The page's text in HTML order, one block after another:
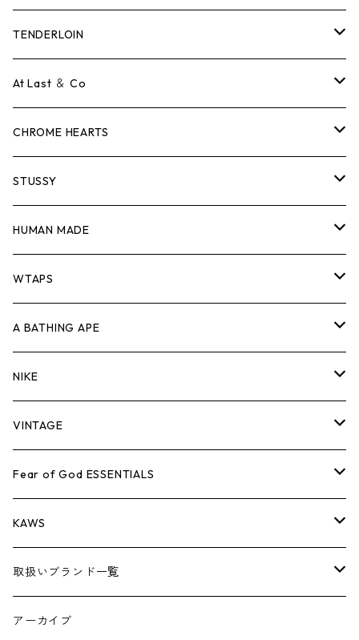
Tシャツ
ロンTEE
スウェット/ニット
シャツ
ジャケット
パンツ
キャップ・ハット
バッグ
シューズ
小物
コラボレーション
×THE NORTH FACE
×COMME des GARCONS
シーズンアイテム
26SS
BOX LOGOアイテム
TENDERLOIN
Tシャツ
ロンTEE
スウェット/ニット
シャツ
ジャケット
パンツ
キャップ・ハット
バッグ
シューズ
小物
At Last ＆ Co
Tシャツ
ロンTEE
スウェット/ニット
シャツ
ジャケット
パンツ
キャップ・ハット
バッグ
シューズ
小物
CHROME HEARTS
Tシャツ
ロンTEE
スウェット/ニット
シャツ
ジャケット
パンツ
キャップ・ハット
バッグ
シューズ
小物
STUSSY
Tシャツ
ロンTEE
スウェット/ニット
シャツ
ジャケット
パンツ
キャップ・ハット
バッグ
シューズ
HUMAN MADE
Tシャツ
ロンT
スウェット/ニット
シャツ
ジャケット
パンツ
キャップ
バッグ
WTAPS
Tシャツ
ロンTEE
スウェット/ニット
シャツ
ジャケット
パンツ
キャップ・ハット
A BATHING APE
Tシャツ
ロンTEE
スウェット/ニット
シャツ
ジャケット
パンツ
NIKE
シューズ
AIR JORDAN 1
AIR JORDAN 3
アパレル・小物
VINTAGE
Tシャツ
ロンTEE
スウェット/ニット
ジャケット
Fear of God ESSENTIALS
Tシャツ
ロンTEE
スウェット/ニット
KAWS
アパレル
小物
取扱いブランド一覧
A
アーカイブ